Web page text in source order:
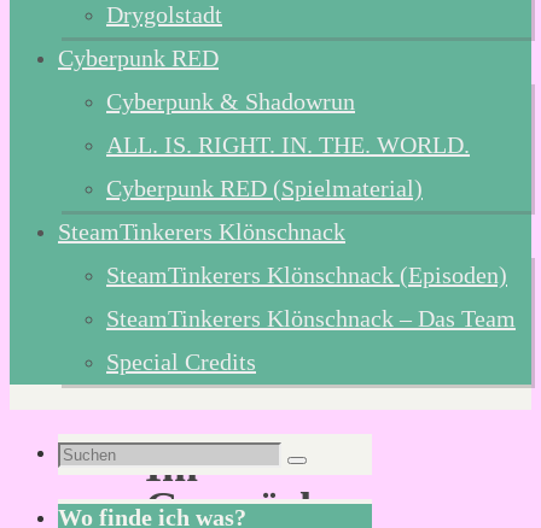
Drygolstadt
Cyberpunk RED
Cyberpunk & Shadowrun
ALL. IS. RIGHT. IN. THE. WORLD.
Cyberpunk RED (Spielmaterial)
SteamTinkerers Klönschnack
SteamTinkerers Klönschnack (Episoden)
SteamTinkerers Klönschnack – Das Team
Special Credits
Im
Gespräch
Suchen
nach:
Suchen
Wo finde ich was?